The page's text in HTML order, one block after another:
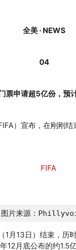
全美 · NEWS
04
票申请超5亿份，预
）宣布，在刚刚
图片来源：
1月13日）结束，历
12月底公布的约1.5